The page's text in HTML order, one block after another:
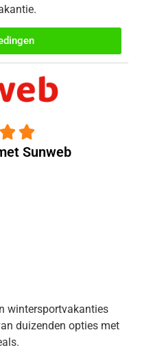
 
Sunweb
wintersportvakanties
duizenden opties met